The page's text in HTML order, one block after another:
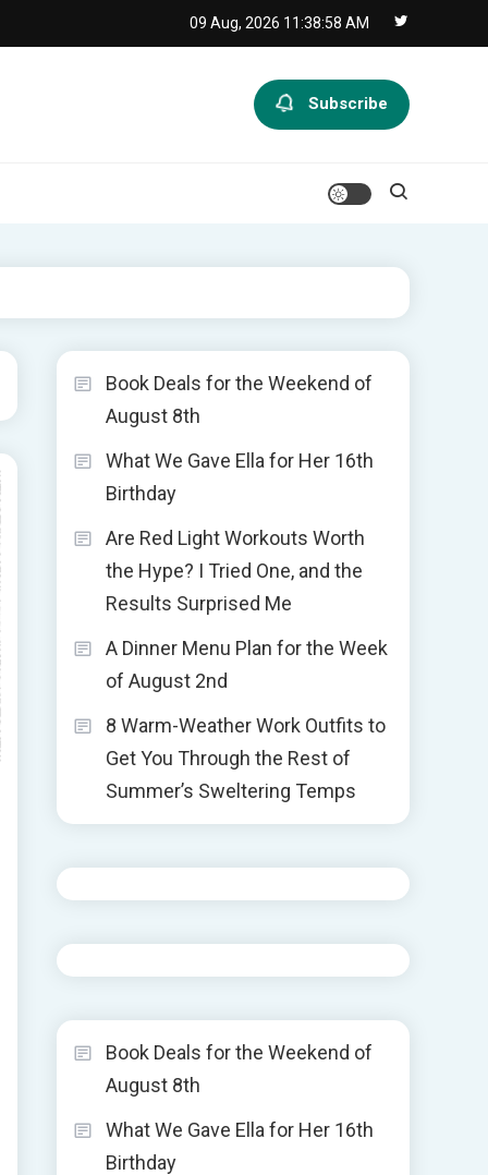
09 Aug, 2026 11:38:59 AM
Subscribe
Book Deals for the Weekend of
August 8th
What We Gave Ella for Her 16th
Birthday
Are Red Light Workouts Worth
the Hype? I Tried One, and the
Results Surprised Me
A Dinner Menu Plan for the Week
of August 2nd
8 Warm-Weather Work Outfits to
Get You Through the Rest of
Summer’s Sweltering Temps
Book Deals for the Weekend of
August 8th
What We Gave Ella for Her 16th
Birthday